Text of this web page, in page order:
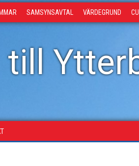
SAMSYNSAVTAL VÄRDEGRUND